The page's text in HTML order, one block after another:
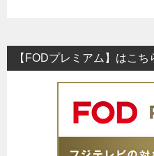
【FODプレミアム】はこ